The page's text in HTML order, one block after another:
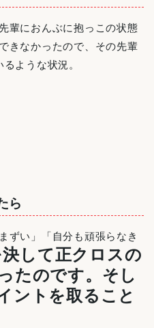
輩におんぶに抱っこの状態
きなかったので、その先輩
ような状況。
ら
ずい」「自分も頑張らなき
して正クロスの
たのです。そし
ントを取ること